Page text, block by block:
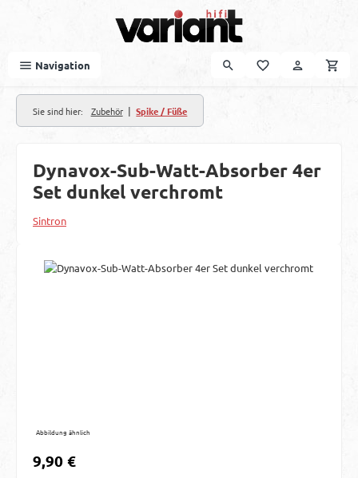
Navigation
Sie sind hier: Zubehör | Spike / Füße
Dynavox-Sub-Watt-Absorber 4er
Set dunkel verchromt
Sintron
Bildergalerie überspringen
Abbildung ähnlich
Regulärer Preis:
9,90 €